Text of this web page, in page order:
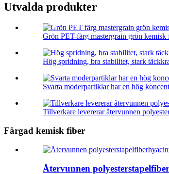
Utvalda produkter
Grön PET-färg mastergrain grön kemisk
Hög spridning, bra stabilitet, stark
Svarta moderpartiklar har en hög
Tillverkare levererar återvunnen
Färgad kemisk fiber
Återvunnen